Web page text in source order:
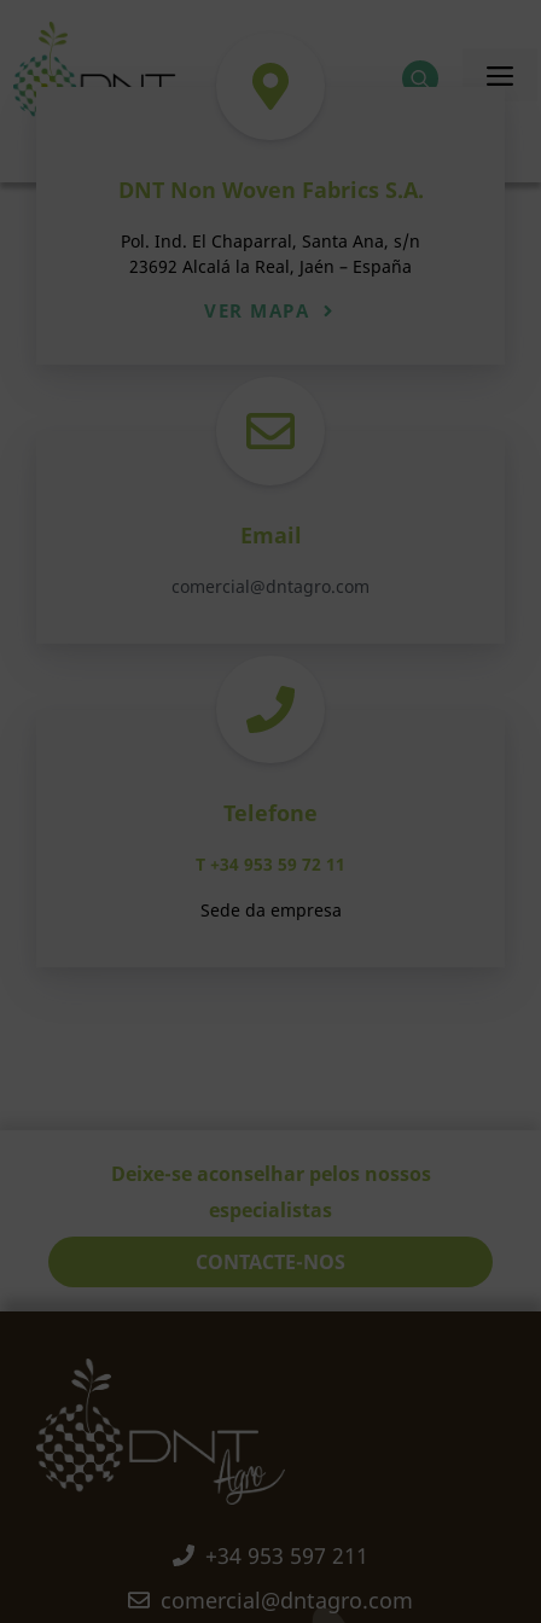
Saltar
para
conteúdo
Contacto
DNT Non Woven Fabrics S.A.
Pol. Ind. El Chaparral, Santa Ana, s/n
23692 Alcalá la Real, Jaén – España
VER MAPA
Email
comercial@dntagro.com
Telefone
T +34 953 59 72 11
Sede da empresa
Deixe-se aconselhar pelos nossos
especialistas
CONTACTE-NOS
+34 953 597 211
comercial@dntagro.com